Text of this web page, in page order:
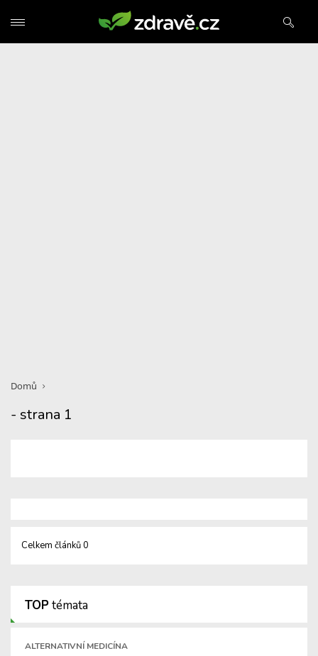
Domů
- strana 1
Celkem článků 0
TOPtémata
ALTERNATIVNÍ MEDICÍNA